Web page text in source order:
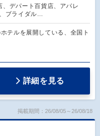
、デパート百貨店、アパレ
ブライダル…
テルを展開している、全国ト
詳細を見る
掲載期間：26/08/05～26/08/18